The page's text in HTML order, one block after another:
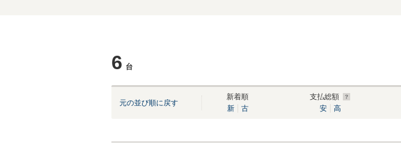
6 台
元の並び順に戻す
新着順
新
古
支払総額
安
高